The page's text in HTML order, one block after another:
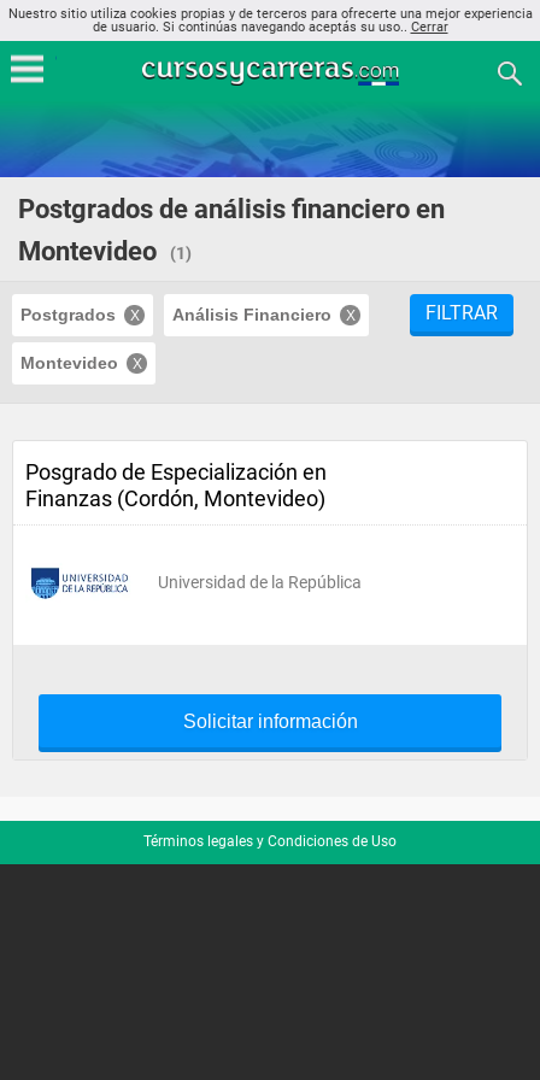
Nuestro sitio utiliza cookies propias y de terceros para ofrecerte una mejor experiencia
de usuario. Si continúas navegando aceptás su uso.. Cerrar
Postgrados de análisis financiero en
Montevideo
(1)
Postgrados Análisis Financiero
Montevideo
FILTRAR
Posgrado de Especialización en
Finanzas (Cordón, Montevideo)
Universidad de la República
Solicitar información
Términos legales y Condiciones de Uso